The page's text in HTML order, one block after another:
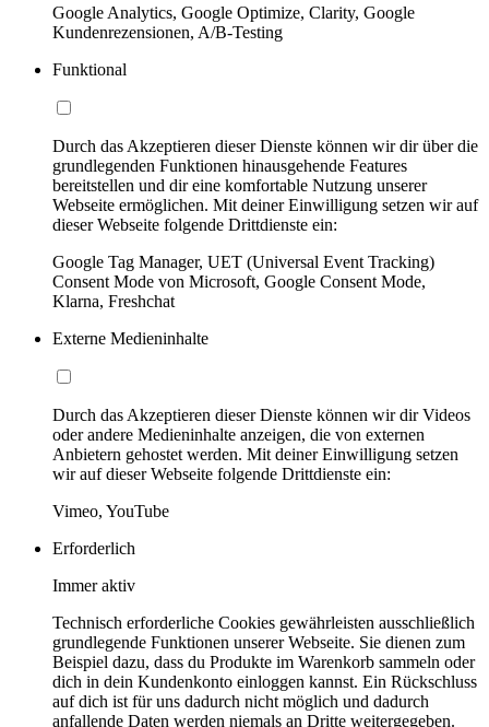
Google Analytics, Google Optimize, Clarity, Google
Kundenrezensionen, A/B-Testing
Funktional
Durch das Akzeptieren dieser Dienste können wir dir über die
grundlegenden Funktionen hinausgehende Features
bereitstellen und dir eine komfortable Nutzung unserer
Webseite ermöglichen. Mit deiner Einwilligung setzen wir auf
dieser Webseite folgende Drittdienste ein:
Google Tag Manager, UET (Universal Event Tracking)
Consent Mode von Microsoft, Google Consent Mode,
Klarna, Freshchat
Externe Medieninhalte
Durch das Akzeptieren dieser Dienste können wir dir Videos
oder andere Medieninhalte anzeigen, die von externen
Anbietern gehostet werden. Mit deiner Einwilligung setzen
wir auf dieser Webseite folgende Drittdienste ein:
Vimeo, YouTube
Erforderlich
Immer aktiv
Technisch erforderliche Cookies gewährleisten ausschließlich
grundlegende Funktionen unserer Webseite. Sie dienen zum
Beispiel dazu, dass du Produkte im Warenkorb sammeln oder
dich in dein Kundenkonto einloggen kannst. Ein Rückschluss
auf dich ist für uns dadurch nicht möglich und dadurch
anfallende Daten werden niemals an Dritte weitergegeben.